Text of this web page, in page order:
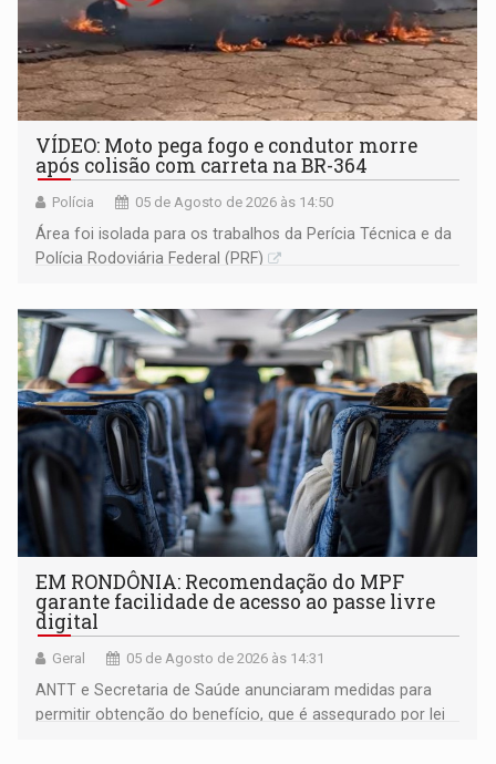
VÍDEO: Moto pega fogo e condutor morre
após colisão com carreta na BR-364
Polícia 05 de Agosto de 2026 às 14:50
Área foi isolada para os trabalhos da Perícia Técnica e da
Polícia Rodoviária Federal (PRF)
EM RONDÔNIA: Recomendação do MPF
garante facilidade de acesso ao passe livre
digital
Geral 05 de Agosto de 2026 às 14:31
ANTT e Secretaria de Saúde anunciaram medidas para
permitir obtenção do benefício, que é assegurado por lei